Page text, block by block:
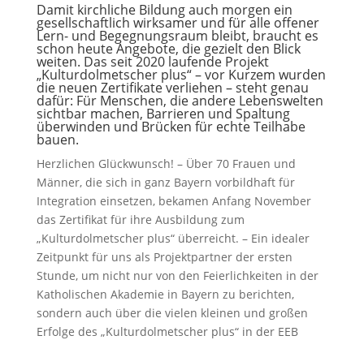
Damit kirchliche Bildung auch morgen ein
gesellschaftlich wirksamer und für alle offener
Lern- und Begegnungsraum bleibt, braucht es
schon heute Angebote, die gezielt den Blick
weiten. Das seit 2020 laufende Projekt
„Kulturdolmetscher plus“ – vor Kurzem wurden
die neuen Zertifikate verliehen – steht genau
dafür: Für Menschen, die andere Lebenswelten
sichtbar machen, Barrieren und Spaltung
überwinden und Brücken für echte Teilhabe
bauen.
Herzlichen Glückwunsch! – Über 70 Frauen und
Männer, die sich in ganz Bayern vorbildhaft für
Integration einsetzen, bekamen Anfang November
das Zertifikat für ihre Ausbildung zum
„Kulturdolmetscher plus“ überreicht. – Ein idealer
Zeitpunkt für uns als Projektpartner der ersten
Stunde, um nicht nur von den Feierlichkeiten in der
Katholischen Akademie in Bayern zu berichten,
sondern auch über die vielen kleinen und großen
Erfolge des „Kulturdolmetscher plus“ in der EEB